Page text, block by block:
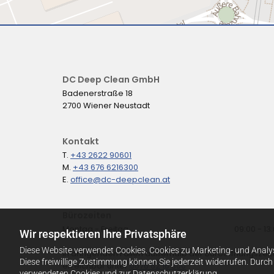
Wir respektieren Ihre Privatsphäre
Diese Website verwendet Cookies. Cookies zu Marketing- und
Diese freiwillige Zustimmung können Sie jederzeit widerrufen.
DC Deep Clean GmbH
Badenerstraße 18
2700 Wiener Neustadt
Kontakt
T. +43 2622 90601
M. +43 676 6216300
E. office@dc-deepclean.at
Montag - Freitag
In dringenden Fällen außerhalb der
erreichbar unter 0676 62 16 300